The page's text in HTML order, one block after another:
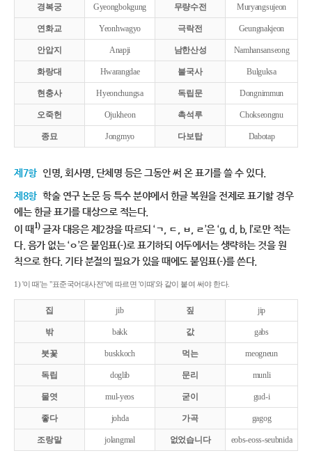
경복궁 Gyeongbokgung 무량수전 Muryangsujeon
연화교 Yeonhwagyo 극락전 Geungnakjeon
안압지 Anapji 남한산성 Namhansanseong
화랑대 Hwarangdae 불국사 Bulguksa
현충사 Hyeonchungsa 독립문 Dongnimmun
오죽헌 Ojukheon 촉석루 Chokseongnu
종묘 Jongmyo 다보탑 Dabotap
제7항 인명, 회사명, 단체명 등은 그동안 써 온 표기를 쓸 수 있다.
제8항 학술 연구 논문 등 특수 분야에서 한글 복원을 전제로 표기할 경우
에는 한글 표기를 대상으로 적는다.
이 때1)글자 대응은 제2장을 따르되 ‘ㄱ, ㄷ, ㅂ, ㄹ’은 ‘g, d, b, l’로만 적는
다. 음가 없는 ‘ㅇ’은 붙임표(-)로 표기하되 어두에서는 생략하는 것을 원
칙으로 한다. 기타 분절의 필요가 있을 때에도 붙임표(-)를 쓴다.
1) '이 때'는 "표준국어대사전"에 따르면 '이때'와 같이 붙여 써야 한다.
집 jib 짚 jip
밖 bakk 값 gabs
붓꽃 buskkoch 먹는 meogneun
독립 doglib 문리 munli
물엿 mul-yeos 굳이 gud-i
좋다 johda 가곡 gagog
조랑말 jolangmal 없었습니다 eobs-eoss-seubnida